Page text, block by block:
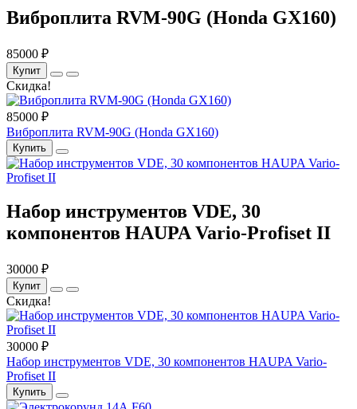
Виброплита RVM-90G (Honda GX160)
85000 ₽
Купит
Скидка!
85000 ₽
Виброплита RVM-90G (Honda GX160)
Купить
Набор инструментов VDE, 30
компонентов HAUPA Vario-Profiset II
30000 ₽
Купит
Скидка!
30000 ₽
Набор инструментов VDE, 30 компонентов HAUPA Vario-
Profiset II
Купить